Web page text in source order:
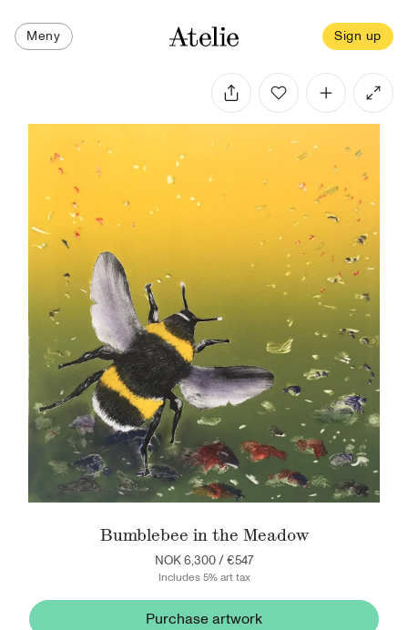
Meny Sign up
Bumblebee in the Meadow
NOK 6,300/€547
Includes 5% art tax
Purchase artwork